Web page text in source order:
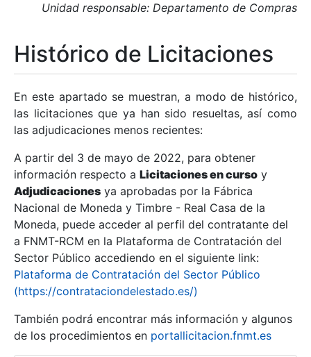
Mostrar/Ocultar
Mostrar/Ocultar
Mostrar/Ocultar
Unidad responsable: Departamento de Compras
Histórico de Licitaciones
En este apartado se muestran, a modo de histórico,
las licitaciones que ya han sido resueltas, así como
las adjudicaciones menos recientes:
A partir del 3 de mayo de 2022, para obtener
información respecto a Licitaciones en curso y
Adjudicaciones ya aprobadas por la Fábrica
Nacional de Moneda y Timbre - Real Casa de la
Moneda, puede acceder al perfil del contratante del
a FNMT-RCM en la Plataforma de Contratación del
Sector Público accediendo en el siguiente link:
Plataforma de Contratación del Sector Público
(https://contrataciondelestado.es/)
También podrá encontrar más información y algunos
de los procedimientos en portallicitacion.fnmt.es